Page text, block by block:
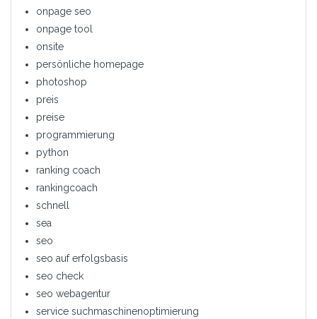
onpage seo
onpage tool
onsite
persönliche homepage
photoshop
preis
preise
programmierung
python
ranking coach
rankingcoach
schnell
sea
seo
seo auf erfolgsbasis
seo check
seo webagentur
service suchmaschinenoptimierung